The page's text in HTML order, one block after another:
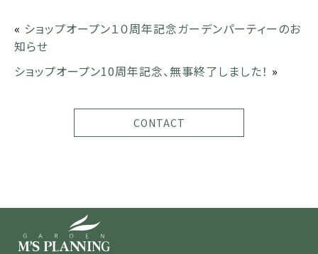
« ショップオープン１０周年記念ガーデンパーティーのお
知らせ
ショップオープン10周年記念、無事終了しました！ »
CONTACT